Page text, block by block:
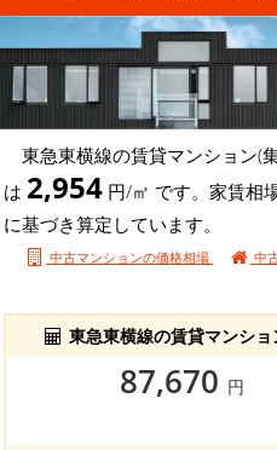
東急東横線の賃貸マンション(
は 2,954 円/㎡ です。家賃相
に基づき算定しています。
中古マンションの価格相場 中
東急東横線の賃貸マンショ
87,670 円